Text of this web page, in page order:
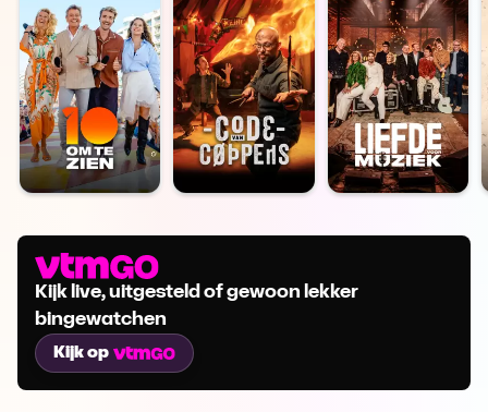
Kijk live, uitgesteld of gewoon lekker
bingewatchen
Kijk op